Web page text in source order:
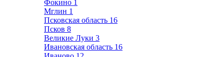
Фокино 1
Мглин 1
Псковская область 16
Псков 8
Великие Луки 3
Ивановская область 16